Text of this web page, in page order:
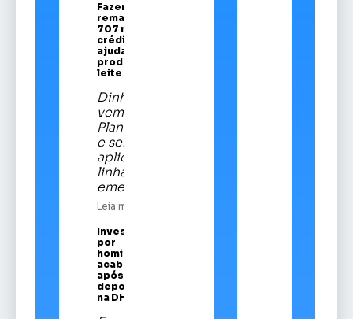
Fazenda
remaneja R$
707 mi em
crédito para
ajudar
produtores de
leite
Dinheiro
vem do
Plano Safra
e será
aplicado em
linha
emergencial
Leia mais
Investigado
por
homicídios
acaba preso
após prestar
depoimento
na DHPP